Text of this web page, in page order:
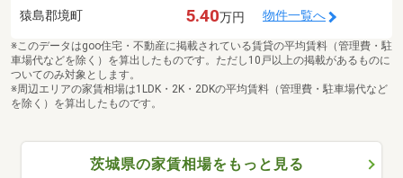
猿島郡境町 5.40万円 物件一覧へ
※このデータはgoo住宅・不動産に掲載されている賃貸の平均賃料（管理費・駐
車場代などを除く）を算出したものです。ただし10戸以上の掲載があるものに
ついてのみ対象とします。
※周辺エリアの家賃相場は1LDK・2K・2DKの平均賃料（管理費・駐車場代など
を除く）を算出したものです。
茨城県の家賃相場をもっと見る